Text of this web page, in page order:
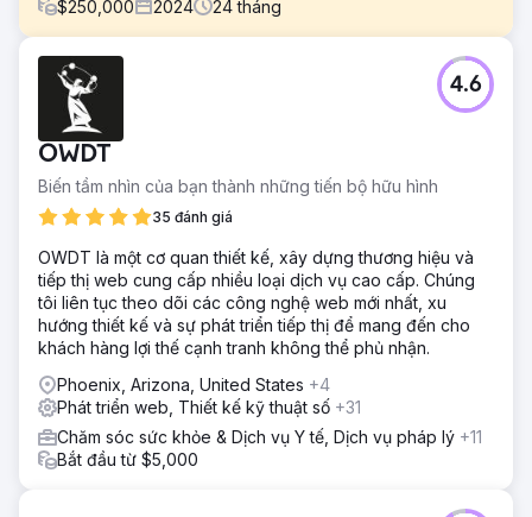
$250,000 2024 24 tháng
Thử thách
Khách hàng của chúng tôi cần một nền tảng tùy chỉnh để
ra mắt và hỗ trợ dòng sản phẩm sưu tầm kỹ thuật số của
họ. Họ muốn một sản phẩm an toàn, có khả năng mở rộng,
kết nối với các sự kiện blockchain, cung cấp nội dung 3D
và thu hút lượng người hâm mộ ngày càng tăng.
Giải pháp
để bàn 3D dựa trên Unity tùy chỉnh và một hệ thống back-
end giám sát hoạt động blockchain. Nền tảng này cho
phép người dùng khám phá các vật phẩm sưu tầm, theo
dõi quyền sở hữu và đăng nhập thông qua hệ thống ví an
toàn.
Kết quả
Nền tảng này đã ra mắt thành công và mở rộng quy mô với
hơn 2.000 người đăng ký. Hiện tại, nền tảng này đang hỗ
trợ một hệ sinh thái kỹ thuật số đang phát triển và cho
OWDT
Biến tầm nhìn của bạn thành những tiến bộ hữu hình
35 đánh giá
4.6
OWDT là một cơ quan thiết kế, xây dựng thương hiệu và
tiếp thị web cung cấp nhiều loại dịch vụ cao cấp. Chúng
tôi liên tục theo dõi các công nghệ web mới nhất, xu
hướng thiết kế và sự phát triển tiếp thị để mang đến cho
khách hàng lợi thế cạnh tranh không thể phủ nhận.
Phoenix, Arizona, United States +4
Phát triển web, Thiết kế kỹ thuật số +31
Chăm sóc sức khỏe & Dịch vụ Y tế, Dịch vụ pháp lý +11
Bắt đầu từ $5,000